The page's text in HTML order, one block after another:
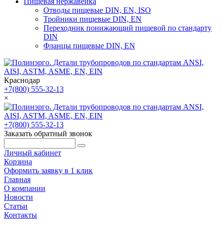
Отводы пищевые DIN, EN, ISO
Тройники пищевые DIN, EN
Переходник понижающий пищевой по стандарту
DIN
Фланцы пищевые DIN, EN
Краснодар
+7(800) 555-32-13
×
+7(800) 555-32-13
Заказать обратный звонок
Личный кабинет
Корзина
Оформить заявку в 1 клик
Главная
О компании
Новости
Статьи
Контакты